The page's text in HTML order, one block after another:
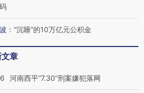
： “沉睡”的10万亿元公积金
章
河南西平“7.30”刑案嫌犯落网